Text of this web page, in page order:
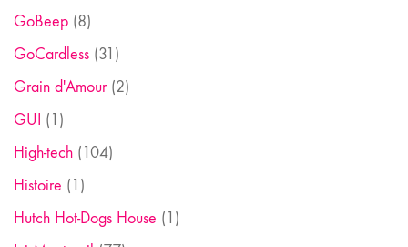
GoBeep (8)
GoCardless (31)
Grain d'Amour(2)
GUI (1)
High-tech (104)
Histoire (1)
Hutch Hot-Dogs House (1)